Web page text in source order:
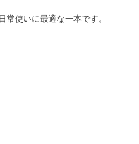
常使いに最適な一本です。